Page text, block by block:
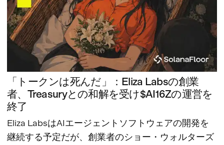
「トークンは死んだ」：Eliza Labsの創業
者、Treasuryとの和解を受け$AI16Zの運営を
終了
Eliza LabsはAIエージェントソフトウェアの開発を
継続する予定だが、創業者のショー・ウォルターズ